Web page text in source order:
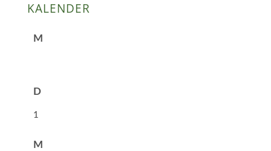
KALENDER
M
D
1
M